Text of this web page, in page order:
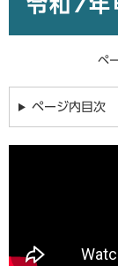
令和7年
ペ
ページ内目次